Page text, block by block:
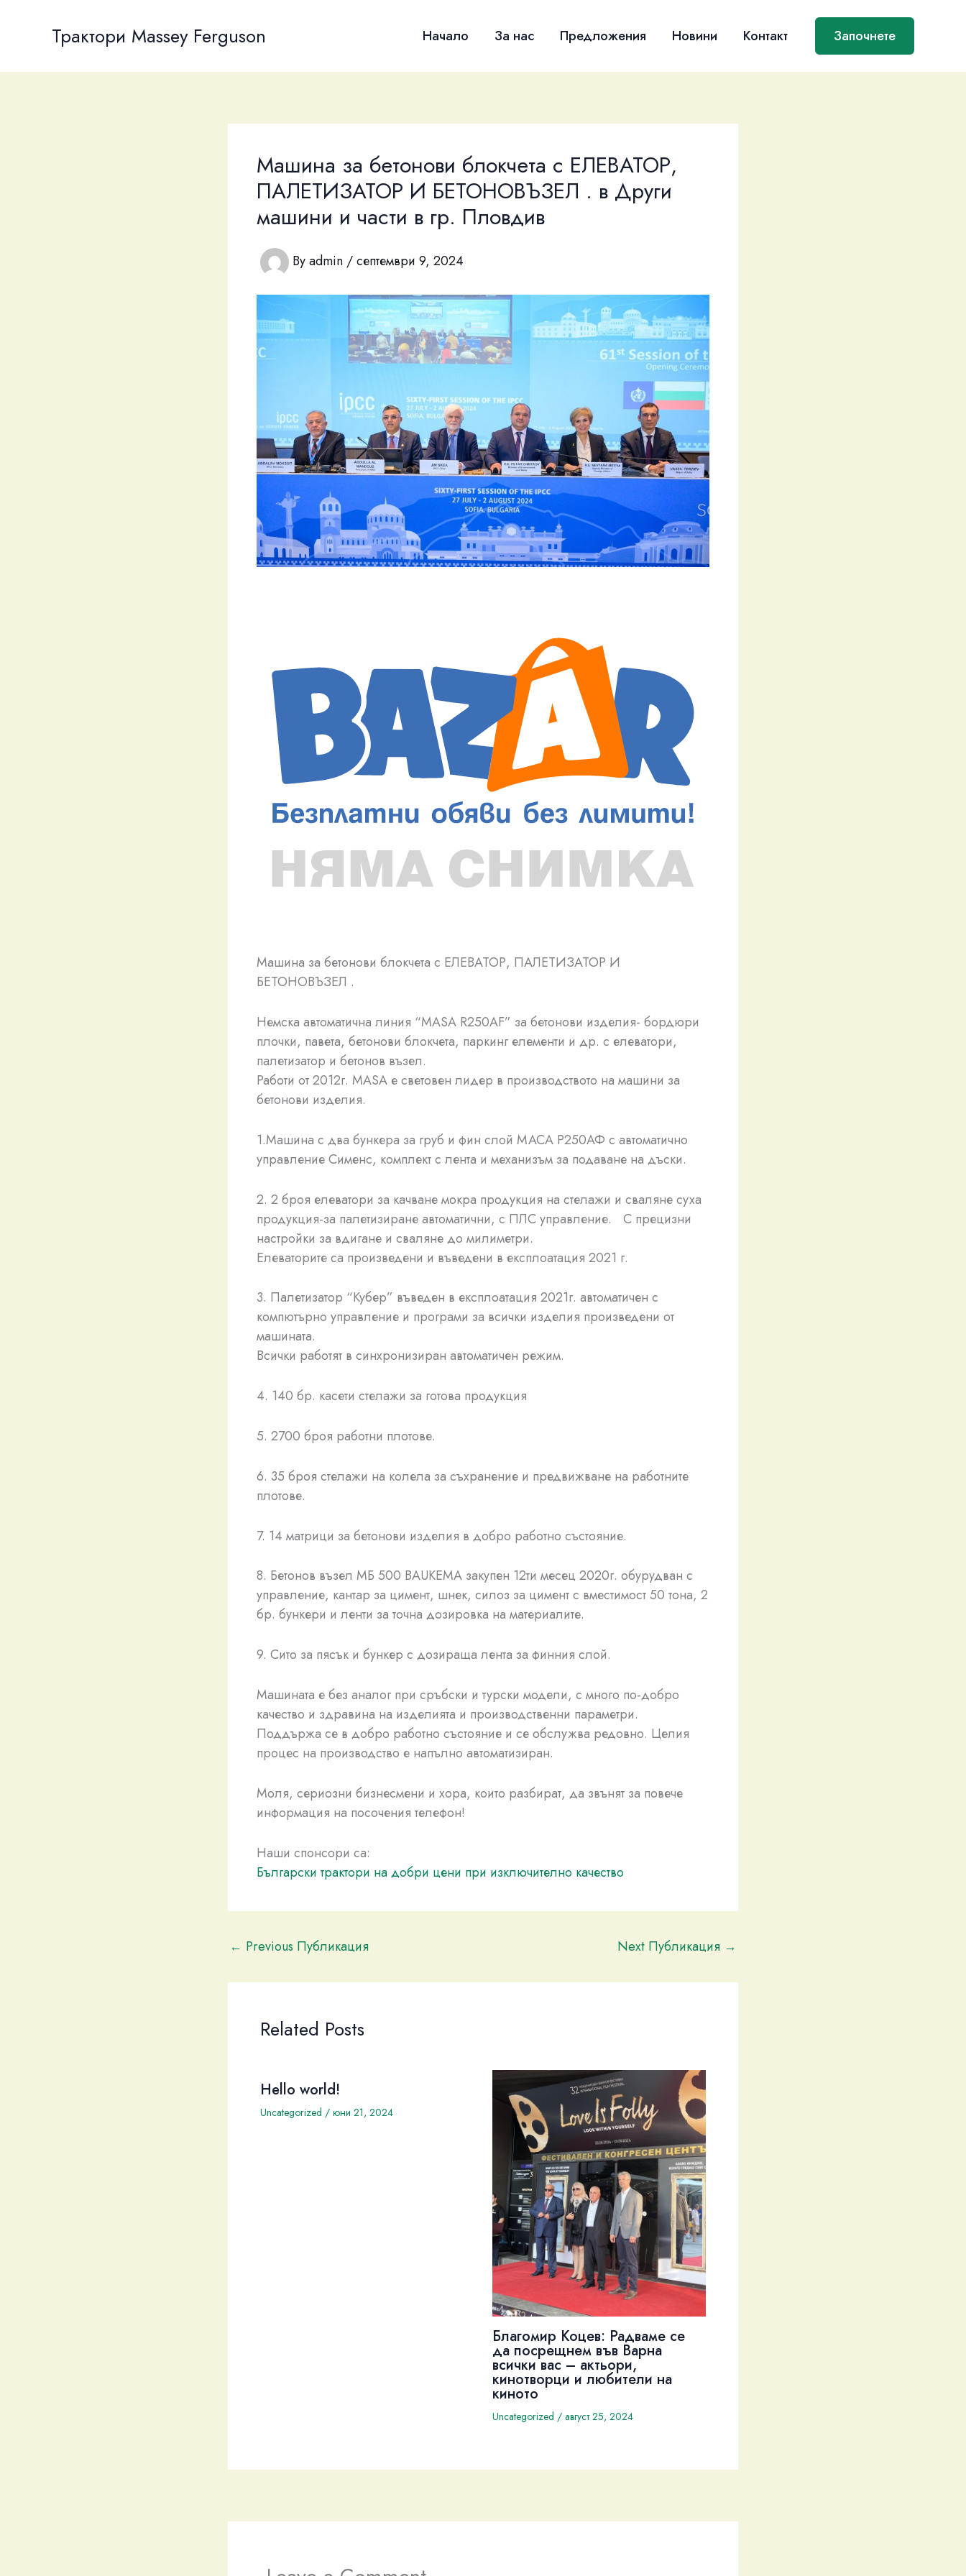
Трактори Massey Ferguson Начало За нас Предложения Новини Контакт Започнете
Машина за бетонови блокчета с ЕЛЕВАТОР,
ПАЛЕТИЗАТОР И БЕТОНОВЪЗЕЛ . в Други
машини и части в гр. Пловдив
Byadmin /септември 9, 2024
Машина за бетонови блокчета с ЕЛЕВАТОР, ПАЛЕТИЗАТОР И
БЕТОНОВЪЗЕЛ .
Немска автоматична линия “MASA R250AF” за бетонови изделия- бордюри
плочки, павета, бетонови блокчета, паркинг елементи и др. с елеватори,
палетизатор и бетонов възел.
Работи от 2012г. MASA е световен лидер в производството на машини за
бетонови изделия.
1.Машина с два бункера за груб и фин слой МАСА Р250АФ с автоматично
управление Сименс, комплект с лента и механизъм за подаване на дъски.
2. 2 броя елеватори за качване мокра продукция на стелажи и сваляне суха
продукция-за палетизиране автоматични, с ПЛС управление. С прецизни
настройки за вдигане и сваляне до милиметри.
Елеваторите са произведени и въведени в експлоатация 2021 г.
3. Палетизатор “Кубер” въведен в експлоатация 2021г. автоматичен с
компютърно управление и програми за всички изделия произведени от
машината.
Всички работят в синхронизиран автоматичен режим.
4. 140 бр. касети стелажи за готова продукция
5. 2700 броя работни плотове.
6. 35 броя стелажи на колела за съхранение и предвижване на работните
плотове.
7. 14 матрици за бетонови изделия в добро работно състояние.
8. Бетонов възел МБ 500 BAUKEMA закупен 12ти месец 2020г. обурудван с
управление, кантар за цимент, шнек, силоз за цимент с вместимост 50 тона, 2
бр. бункери и ленти за точна дозировка на материалите.
9. Сито за пясък и бункер с дозираща лента за финния слой.
Машината е без аналог при сръбски и турски модели, с много по-добро
качество и здравина на изделията и производственни параметри.
Поддържа се в добро работно състояние и се обслужва редовно. Целия
процес на производство е напълно автоматизиран.
Моля, сериозни бизнесмени и хора, които разбират, да звънят за повече
информация на посочения телефон!
Наши спонсори са:
Български трактори на добри цени при изключително качество
← Previous Публикация Next Публикация →
Related Posts
Hello world!
Uncategorized / юни 21, 2024
Благомир Коцев: Радваме се
да посрещнем във Варна
всички вас – актьори,
кинотворци и любители на
киното
Uncategorized / август 25, 2024